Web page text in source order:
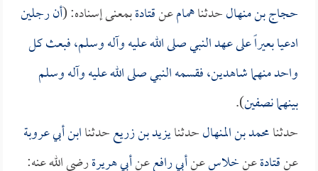
حجاج بن منهالحدثناهمامعنقتادةبمعنى إسناده: (أن رجلين
ادعيا بعيراً على عهد النبي صلى الله عليه وآله وسلم، فبعث كل
واحد منهما شاهدين، فقسمه النبي صلى الله عليه وآله وسلم
بينهما نصفين).
حدثنامحمد بن المنهالحدثنايزيد بن زريعحدثناابن أبي عروبة
عنقتادةعنخلاسعنأبي رافععنأبي هريرةرضي الله عنه: